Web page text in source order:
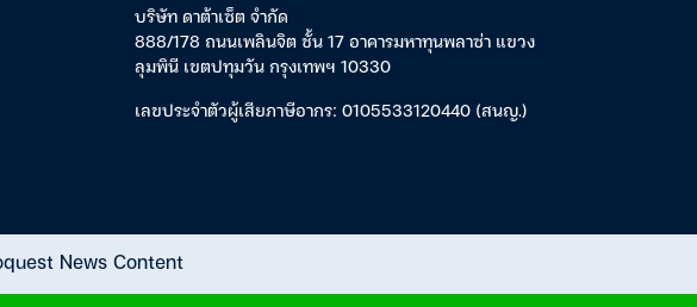
บริษัท ดาต้าเซ็ต จำกัด
888/178 ถนนเพลินจิต ชั้น 17 อาคารมหาทุนพลาซ่า แขวง
ลุมพินี เขตปทุมวัน กรุงเทพฯ 10330
เลขประจำตัวผู้เสียภาษีอากร: 0105533120440 (สนญ.)
News Content